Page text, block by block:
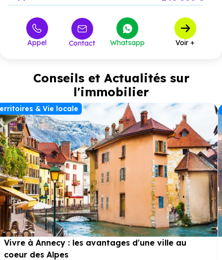
à partir de 489 000 €
Appel Contact Whatsapp Voir +
Conseils et Actualités sur
l'immobilier
& Vie locale
Vivre à Annecy : les avantages d'une ville au
coeur des Alpes